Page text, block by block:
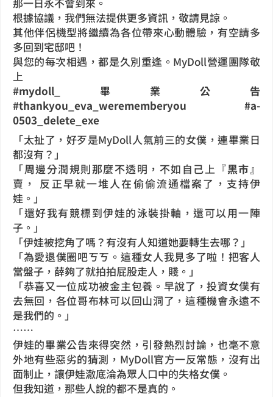
根據協議，我們無法提供更多資訊，敬請見諒。
其他伴侶機型將繼續為各位帶來心動體驗，有空請多
多回到宅邸吧！
與您的每次相遇，都是久別重逢。 MyDoll營運團隊敬
上
#mydoll_畢業公告
#thankyou_eva_werememberyou #a-
0503_delete_exe
「太扯了，好歹是MyDoll人氣前三的女僕，連畢業日
都沒有？」
「周邊分潤規則那麼不透明，不如自己上『黑市』
賣， 反正早就一堆人在偷偷流通檔案了，支持伊
娃。」
「還好我有競標到伊娃的泳裝掛軸，還可以用一陣
子。」
「伊娃被挖角了嗎？有沒有人知道她要轉生去哪？」
「為愛退僕圈吧ㄎㄎ。這種女人我見多了啦！把客人
當盤子，薛夠了就拍拍屁股走人，賤。」
「恭喜又一位成功被金主包養。早說了，投資女僕有
去無回，各位哥布林可以回山洞了，這種機會永遠不
是我們的。」
⋯⋯
伊娃的畢業公告來得突然，引發熱烈討論，也毫不意
外地有些惡劣的猜測，MyDoll官方一反常態，沒有出
面制止，讓伊娃澈底淪為眾人口中的失格女僕。
但我知道，那些人說的都不是真的。